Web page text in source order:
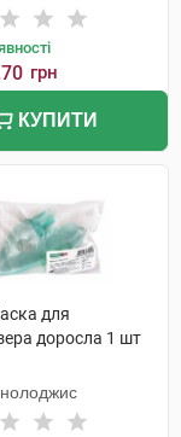
грн
КУПИТИ
для
доросла 1 шт